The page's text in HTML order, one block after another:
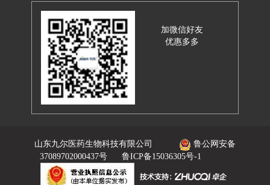
加微信好友
优惠多多
山东九尔医药生物科技有限公司
鲁公网安备
37089702000437号
鲁ICP备15036305号-1